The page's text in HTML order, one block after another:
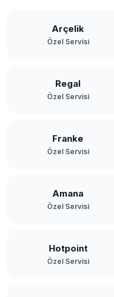
Arçelik
Özel Servisi
Regal
Özel Servisi
Franke
Özel Servisi
Amana
Özel Servisi
Hotpoint
Özel Servisi